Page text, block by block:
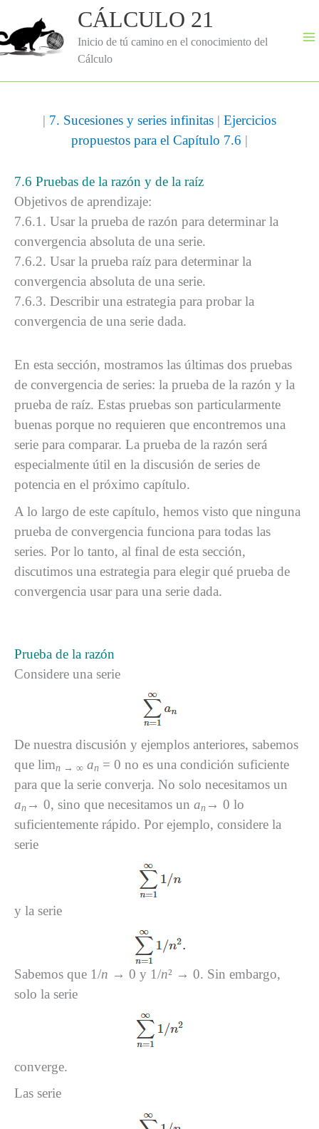
contenido
CÁLCULO 21
Inicio de tú camino en el conocimiento del
Cálculo
| 7. Sucesiones y series infinitas | Ejercicios
propuestos para el Capítulo 7.6 |
7.6 Pruebas de la razón y de la raíz
Objetivos de aprendizaje:
7.6.1. Usar la prueba de razón para determinar la
convergencia absoluta de una serie.
7.6.2. Usar la prueba raíz para determinar la
convergencia absoluta de una serie.
7.6.3. Describir una estrategia para probar la
convergencia de una serie dada.
En esta sección, mostramos las últimas dos pruebas
de convergencia de series: la prueba de la razón y la
prueba de raíz. Estas pruebas son particularmente
buenas porque no requieren que encontremos una
serie para comparar. La prueba de la razón será
especialmente útil en la discusión de series de
potencia en el próximo capítulo.
A lo largo de este capítulo, hemos visto que ninguna
prueba de convergencia funciona para todas las
series. Por lo tanto, al final de esta sección,
discutimos una estrategia para elegir qué prueba de
convergencia usar para una serie dada.
Prueba de la razón
Considere una serie
De nuestra discusión y ejemplos anteriores, sabemos
que limn → ∞ an = 0 no es una condición suficiente
para que la serie converja. No solo necesitamos un
an → 0, sino que necesitamos un an → 0 lo
suficientemente rápido. Por ejemplo, considere la
serie
y la serie
Sabemos que 1/n → 0 y 1/n² → 0. Sin embargo,
solo la serie
converge.
Las serie